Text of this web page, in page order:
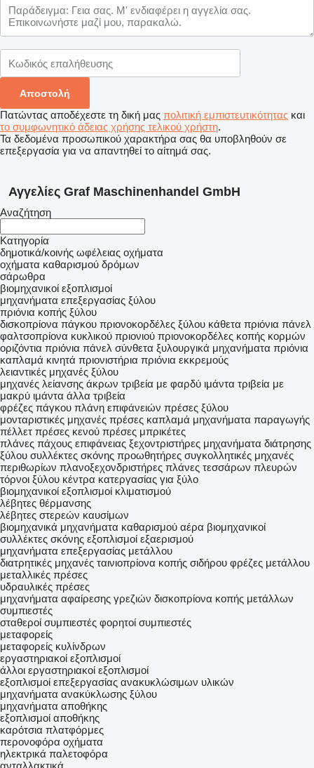
Πατώντας αποδέχεστε τη δική μας πολιτική εμπιστευτικότητας και
το συμφωνητικό άδειας χρήσης τελικού χρήστη.
Τα δεδομένα προσωπικού χαρακτήρα σας θα υποβληθούν σε
επεξεργασία για να απαντηθεί το αίτημά σας.
Αγγελίες Graf Maschinenhandel GmbH
Αναζήτηση
Κατηγορία
δημοτικά/κοινής ωφέλειας οχήματα
οχήματα καθαρισμού δρόμων
σάρωθρα
βιομηχανικοί εξοπλισμοί
μηχανήματα επεξεργασίας ξύλου
πριόνια κοπής ξύλου
δισκοπρίονα πάγκου πριονοκορδέλες ξύλου κάθετα πριόνια πάνελ
φαλτσοπρίονα κυκλικού πριονιού πριονοκορδέλες κοπής κορμών
οριζόντια πριόνια πάνελ σύνθετα ξυλουργικά μηχανήματα πριόνια
καπλαμά κινητά πριονιστήρια πριόνια εκκρεμούς
λειαντικές μηχανές ξύλου
μηχανές λείανσης άκρων τριβεία με φαρδύ ιμάντα τριβεία με
μακρύ ιμάντα άλλα τριβεία
φρέζες πάγκου πλάνη επιφάνειών πρέσες ξύλου
μονταριστικές μηχανές πρέσες καπλαμά μηχανήματα παραγωγής
πέλλετ πρέσες κενού πρέσες μπρικέτες
πλάνες πάχους επιφάνειας ξεχοντριστήρες μηχανήματα διάτρησης
ξύλου συλλέκτες σκόνης προωθητήρες συγκολλητικές μηχανές
περιθωρίων πλανοξεχονδριστήρες πλάνες τεσσάρων πλευρών
τόρνοι ξύλου κέντρα κατεργασίας για ξύλο
βιομηχανικοί εξοπλισμοί κλιματισμού
λέβητες θέρμανσης
λέβητες στερεών καυσίμων
βιομηχανικά μηχανήματα καθαρισμού αέρα βιομηχανικοί
συλλέκτες σκόνης εξοπλισμοί εξαερισμού
μηχανήματα επεξεργασίας μετάλλου
διατρητικές μηχανές ταινιοπρίονα κοπής σιδήρου φρέζες μετάλλου
μεταλλικές πρέσες
υδραυλικές πρέσες
μηχανήματα αφαίρεσης γρεζιών δισκοπρίονα κοπής μετάλλων
συμπιεστές
σταθεροί συμπιεστές φορητοί συμπιεστές
μεταφορείς
μεταφορείς κυλίνδρων
εργαστηριακοί εξοπλισμοί
άλλοι εργαστηριακοί εξοπλισμοί
εξοπλισμοί επεξεργασίας ανακυκλώσιμων υλικών
μηχανήματα ανακύκλωσης ξύλου
μηχανήματα αποθήκης
εξοπλισμοί αποθήκης
καρότσια πλατφόρμες
περονοφόρα οχήματα
ηλεκτρικά παλετοφόρα
ανταλλακτικά